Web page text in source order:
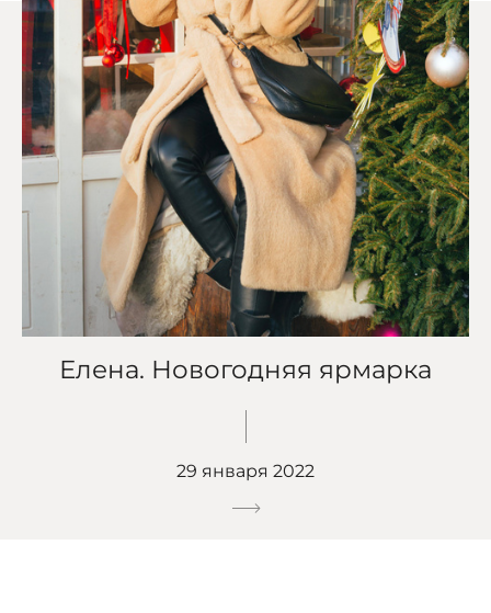
Елена. Новогодняя ярмарка
29 января 2022